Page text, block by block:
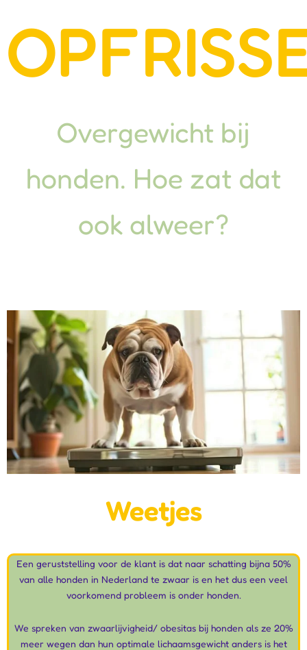
Overgewicht bij
honden. Hoe zat dat
ook alweer?
Weetjes
Een geruststelling voor de klant is dat naar schatting bijna 50%
van alle honden in Nederland te zwaar is en het dus een veel
voorkomend probleem is onder honden.
We spreken van zwaarlijvigheid/ obesitas bij honden als ze 20%
meer wegen dan hun optimale lichaamsgewicht anders is het